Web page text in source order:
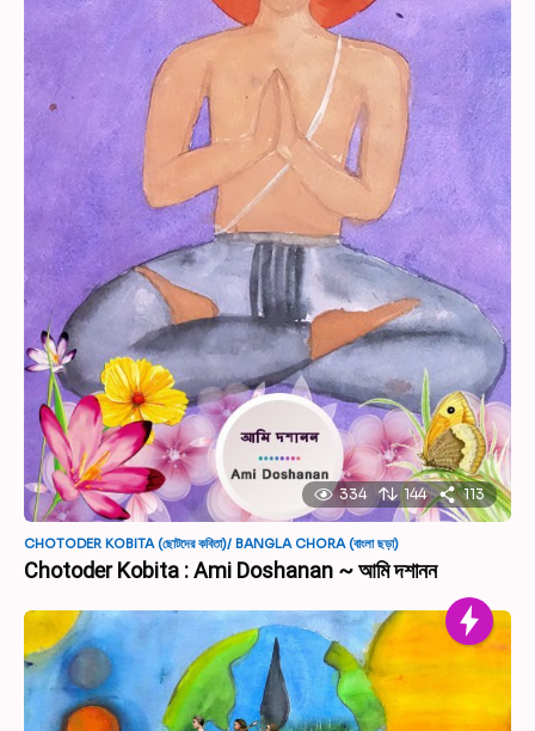
334 144 113
CHOTODER KOBITA (ছোটদের কবিতা)/ BANGLA CHORA (বাংলা ছড়া)
Chotoder Kobita : Ami Doshanan ~ আমি দশানন